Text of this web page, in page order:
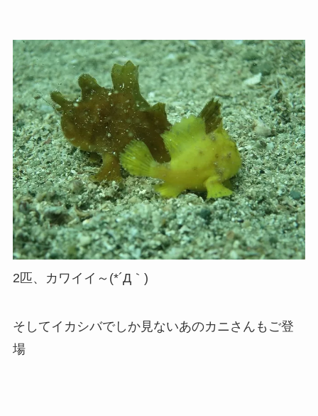
2匹、カワイイ～(*´Д｀)
そしてイカシバでしか見ないあのカニさんもご登
場